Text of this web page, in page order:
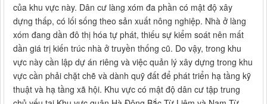
của khu vực này. Dân cư làng xóm đa phần có mật độ xây
dựng thấp, có lối sống theo sản xuất nông nghiệp. Nhà ở làng
xóm đang dần đô thị hóa tự phát, thiếu sự kiểm soát nên mất
dần giá trị kiến trúc nhà ở truyền thống cũ. Do vậy, trong khu
vực này cần lập dự án riêng và việc quản lý xây dựng trong khu
vực cần phải chặt chẽ và dành quỹ đất để phát triển hạ tầng kỹ
thuật và hạ tầng xã hội. Khu vực có mật độ dân cư tập trung